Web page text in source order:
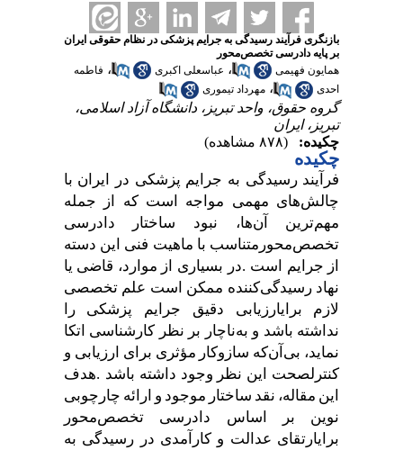
بازنگری فرآیند رسیدگی به جرایم پزشکی در نظام حقوقی ایران
بر پایه دادرسی تخصص‌محور
همایون فهیمی
، عباسعلی اکبری ، فاطمه
احدی
، مهرداد تیموری
گروه حقوق، واحد تبریز، دانشگاه آزاد اسلامی،
تبریز، ایران
چکیده:
(۸۷۸ مشاهده)
چکیده
فرآیند رسیدگی به جرایم پزشکی در ایران با
چالشهای مهمی مواجه است که از
جمله
مهمترین آنها، نبود ساختار
دادرسی
تخصصمحور متناسب با ماهیت فنی این دسته
از جرایم است .در بسیاری از موارد، قاضی یا
نهاد رسیدگیکننده ممکن است علم تخصصی
لازم
برایارزیابی دقیق جرایم پزشکی
را
نداشته باشد و بهناچار بر نظر کارشناسی اتکا
نماید، بی آنکه سازوکار مؤثری برای ارزیابی و
کنترلصحت این نظر وجود داشته باشد .هدف
این مقاله، نقد ساختار موجود و ارائه چارچوبی
نوین
بر اساس دادرسی تخصصمحور
برایارتقای عدالت و کارآمدی در رسیدگی به